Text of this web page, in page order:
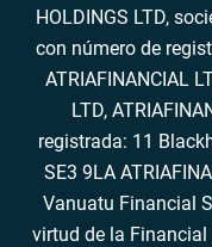
HOLDINGS LTD,
con número de
ATRIAFINANCIAL
LTD,
registrada: 11
SE3 9LA
Vanuatu Financial
virtud de la Financial